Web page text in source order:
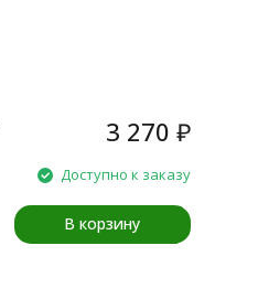
3 270 ₽
Доступно к заказу
В корзину